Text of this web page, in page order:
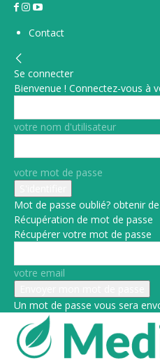
Contact
Se connecter
Bienvenue ! Connectez-vous à
votre nom d'utilisateur
votre mot de passe
Mot de passe oublié? obtenir
Récupération de mot de passe
Récupérer votre mot de passe
votre email
Un mot de passe vous sera